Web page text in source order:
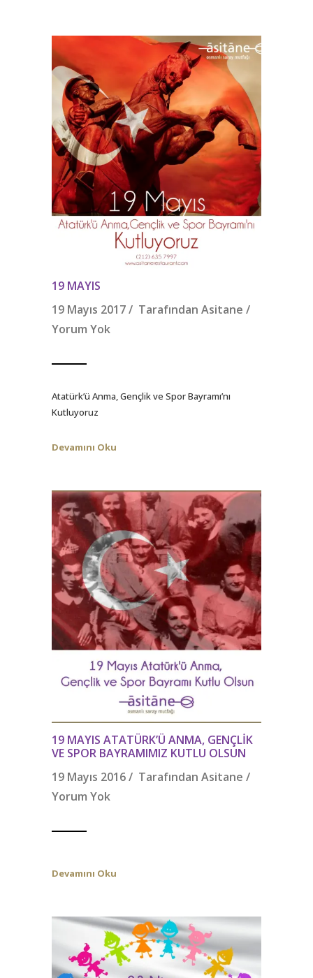
19 MAYIS
19 Mayıs 2017 / Tarafından Asitane /
Yorum Yok
Atatürk’ü Anma, Gençlik ve Spor Bayramı’nı
Kutluyoruz
Devamını Oku
19 MAYIS ATATÜRK’Ü ANMA, GENÇLIK
VE SPOR BAYRAMIMIZ KUTLU OLSUN
19 Mayıs 2016 / Tarafından Asitane /
Yorum Yok
Devamını Oku